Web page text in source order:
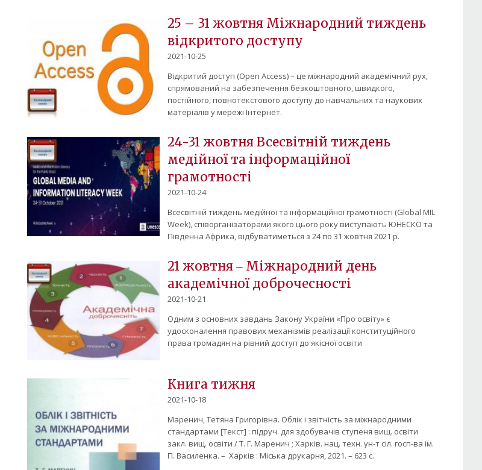
25 – 31 жовтня Міжнародний тиждень
відкритого доступу
2021-10-25
Відкритий доступ (Open Access) – це міжнародний академічний рух,
спрямований на забезпечення безкоштовного, швидкого,
постійного, повнотекстового доступу до навчальних та наукових
матеріалів у мережі Інтернет.
24-31 жовтня Всесвітній тиждень
медійної та інформаційної
грамотності
2021-10-24
Всесвітній тиждень медійної та інформаційної грамотності (Global MIL
Week), співорганізаторами якого цього року виступають ЮНЕСКО та
Південна Африка, відбуватиметься з 24 по 31 жовтня 2021 р.
21 жовтня ‒ Міжнародний день
академічної доброчесності
2021-10-21
Одним з основних завдань Закону України «Про освіту» є
удосконалення правових механізмів реалізації конституційного
права громадян на рівний доступ до якісної освіти
Книга тижня
2021-10-18
Маренич, Тетяна Григорівна. Облік і звітність за міжнародними
стандартами [Текст] : підруч. для здобувачів ступеня вищ. освіти
закл. вищ. освіти / Т. Г. Маренич ; Харків. нац. техн. ун-т сіл. госп-ва ім.
П. Василенка. – Харків : Міська друкарня, 2021. – 623 с.